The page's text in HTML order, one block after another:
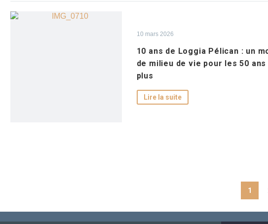
10 mars 2026
10 ans de Loggia Pélican : un
de milieu de vie pour les 50
plus
Lire la suite
1